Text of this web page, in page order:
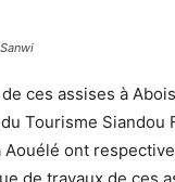
ces assises à
Tourisme
Aouélé ont